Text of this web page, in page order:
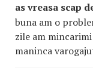
as vreasa scap
buna am o
zile am
maninca